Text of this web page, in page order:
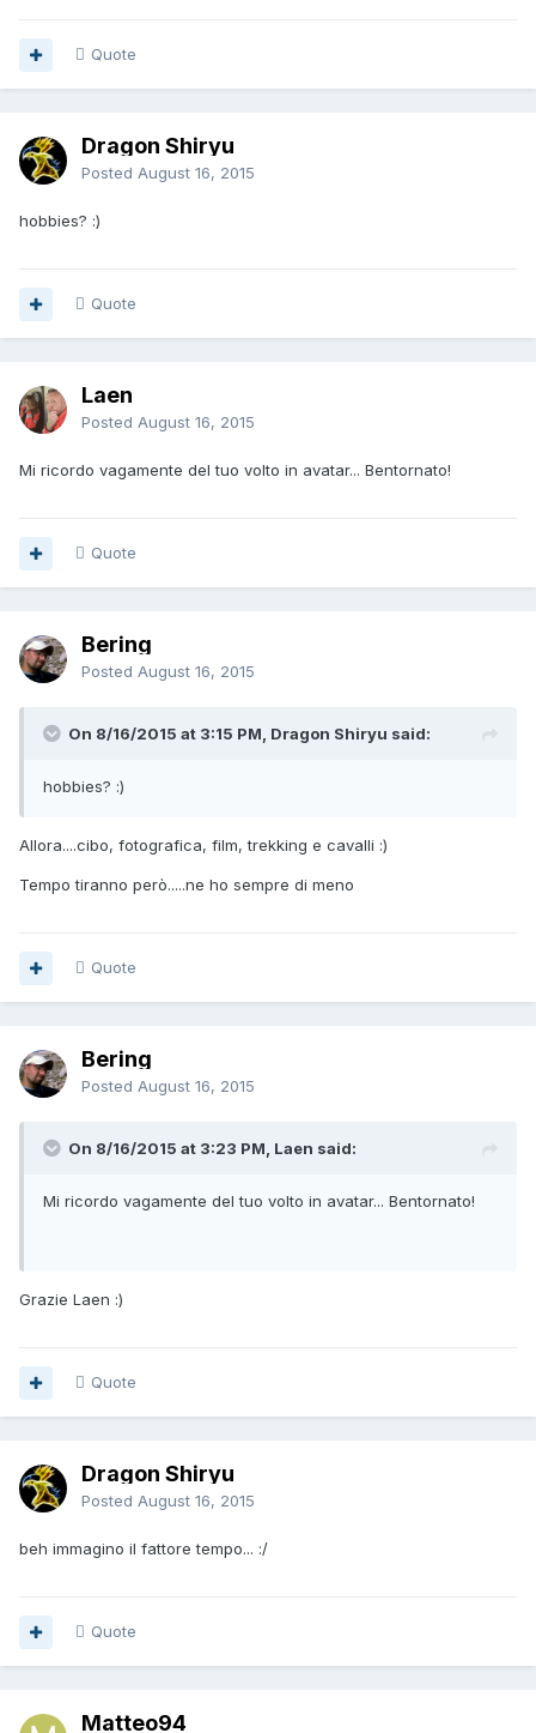
Quote
Dragon Shiryu
Posted August 16, 2015
hobbies? :)
Quote
Laen
Posted August 16, 2015
Mi ricordo vagamente del tuo volto in avatar... Bentornato!
Quote
Bering
Posted August 16, 2015
On 8/16/2015 at 3:15 PM, Dragon Shiryu said:
hobbies? :)
Allora....cibo, fotografica, film, trekking e cavalli :)
Tempo tiranno però.....ne ho sempre di meno
Quote
Bering
Posted August 16, 2015
On 8/16/2015 at 3:23 PM, Laen said:
Mi ricordo vagamente del tuo volto in avatar... Bentornato!
Grazie Laen :)
Quote
Dragon Shiryu
Posted August 16, 2015
beh immagino il fattore tempo... :/
Quote
Matteo94